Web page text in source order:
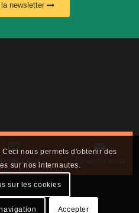
interactive Contactez-nous
la newsletter
nous permets d'obtenir des
sur nos internautes.
sur les cookies
Accepter